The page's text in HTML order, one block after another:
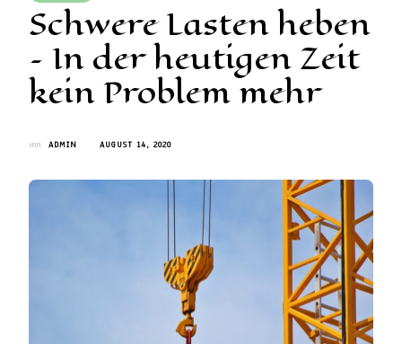
Schwere Lasten heben
– In der heutigen Zeit
kein Problem mehr
von ADMIN AUGUST 14, 2020